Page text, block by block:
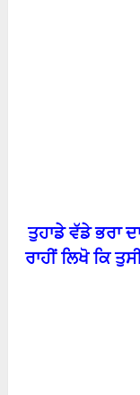
ਤੁਹਾਡੇ ਵੱਡੇ ਭਰਾ
ਰਾਹੀਂ ਲਿਖੋ ਕਿ